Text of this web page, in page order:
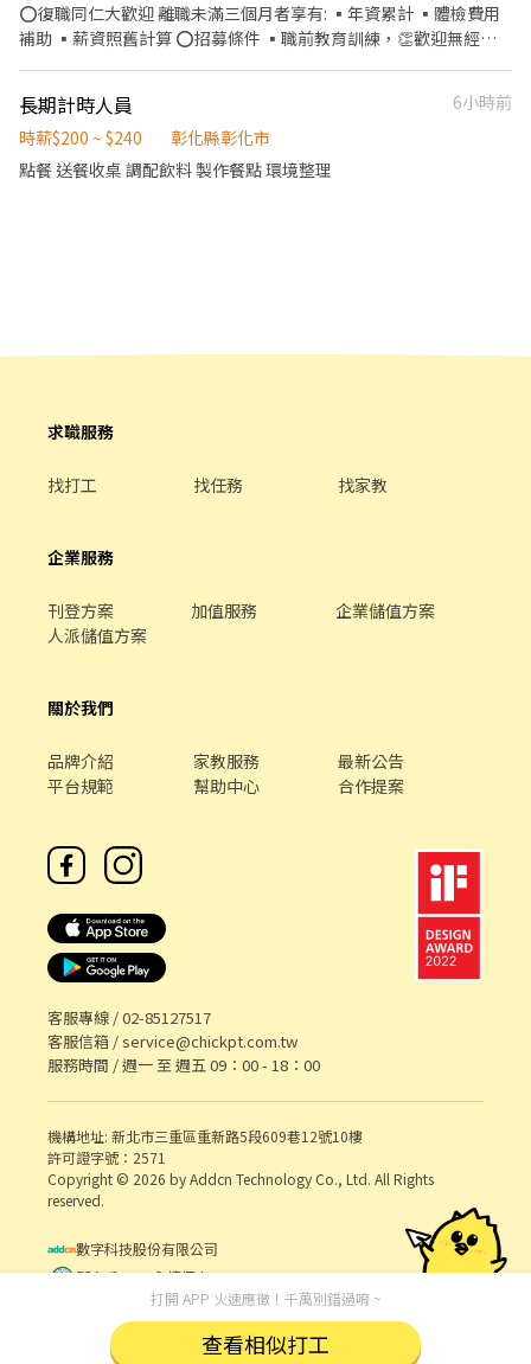
善的福利制度，加班費為5分鐘為單位計算，重視員工的辛勤付出
▪計畫拓展全台灣，讓更多人有機會品嚐美味平價壽司，致力成為
頂尖品牌
⭕復職同仁大歡迎 離職未滿三個月者享有: ▪年資累計 ▪體檢費用
補助 ▪薪資照舊計算 ⭕招募條件 ▪職前教育訓練，👏歡迎無經驗
作內容 ▪外場 帶客入座→介紹、現場服務→商品提供→食材補充→
簡單飲料製作→ 確認結帳金額→收銀結帳→客席收桌整理→物品收
納→清潔整理環境維護 等 ▪內場 商品進貨、準備、整理→料理製作
重視員工的辛勤付出 ▪計畫拓展全台灣，讓更多人有機會品嚐美味
年假按照勞基法規定 ⑤颱風天出勤津貼補助 ⑥員工店內用餐折扣 ⑦
迎餐飲相關科系實習生 福利制度完善，提供加班費 時薪制契約，薪
長期計時人員
6小時前
時薪$200 ~ $240
彰化縣彰化市
點餐 送餐收桌 調配飲料 製作餐點 環境整理
求職服務
找打工 找任務 找家教
企業服務
刊登方案 加值服務
企業儲值方案
人派儲值方案
關於我們
品牌介紹 家教服務
最新公告
平台規範
幫助中心 合作提案
客服專線 /02-85127517
客服信箱 /service@chickpt.com.tw
服務時間 / 週一 至 週五 09：00 - 18：00
機構地址: 新北市三重區重新路5段609巷12號10樓
許可證字號：2571
Copyright © 2026 by Addcn Technology Co., Ltd. All Rights
reserved.
數字科技股份有限公司
鄧白氏 ESG 永續標章
打開 APP 火速應徵！千萬別錯過唷 ~
查看相似打工